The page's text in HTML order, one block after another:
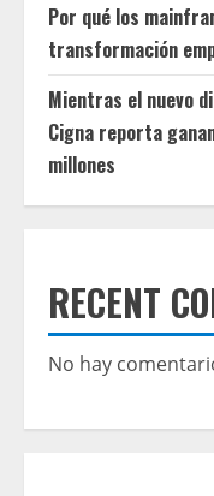
Por qué los
transformación
Mientras el nuevo
Cigna reporta
millones
RECENT
No hay